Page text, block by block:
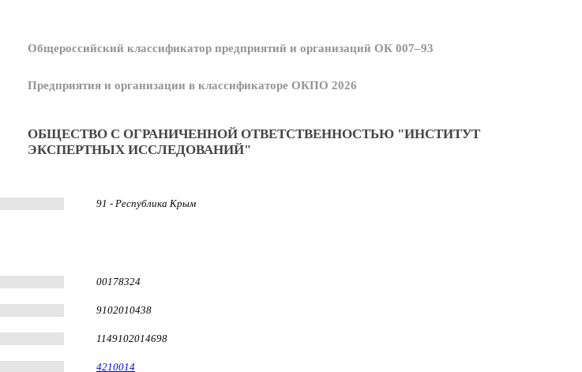
Общероссийский классификатор предприятий и организаций ОК 007–93
Предприятия и организации в классификаторе ОКПО 2026
ОБЩЕСТВО С ОГРАНИЧЕННОЙ ОТВЕТСТВЕННОСТЬЮ "ИНСТИТУТ
ЭКСПЕРТНЫХ ИССЛЕДОВАНИЙ"
91 - Республика Крым
00178324
9102010438
1149102014698
4210014